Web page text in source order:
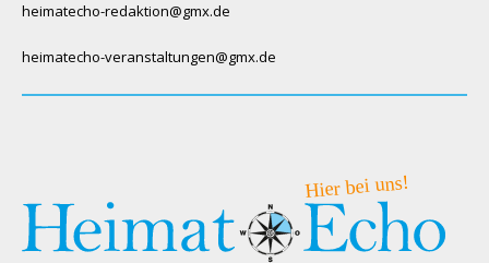
heimatecho-redaktion@gmx.de
heimatecho-veranstaltungen@gmx.de